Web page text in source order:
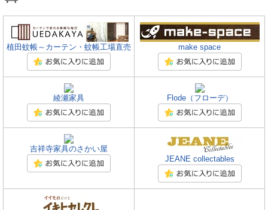
植田蚊帳～カーテン・蚊帳工場直売 make space
綾瀬家具 Flode（フローデ）
吉祥寺家具のさかい屋
JEANE collectables